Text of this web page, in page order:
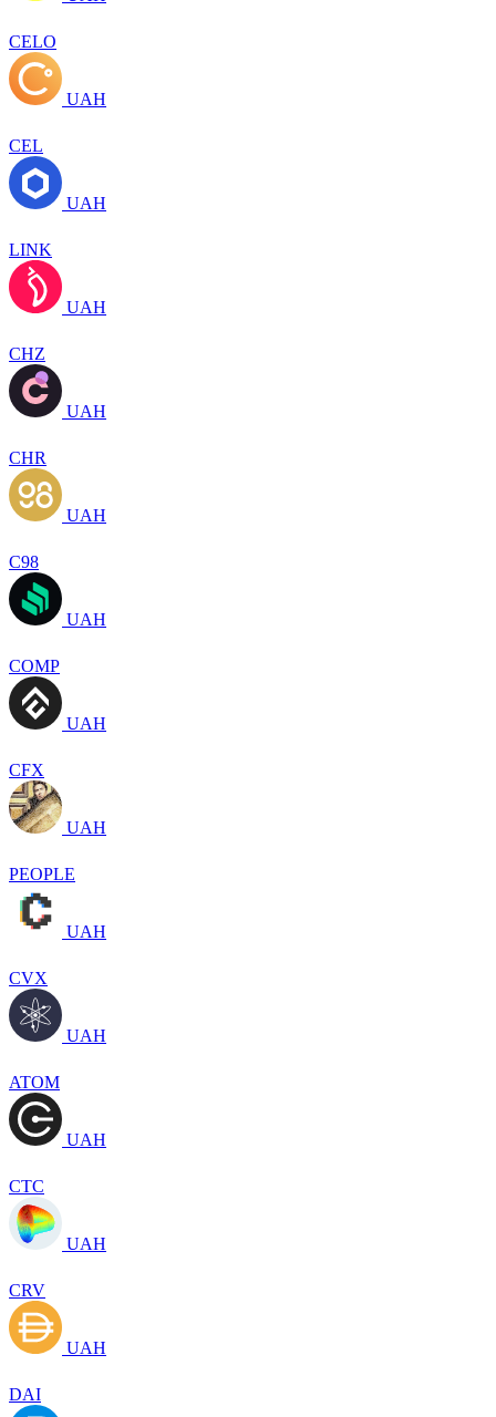
CELO
UAH
CEL
UAH
LINK
UAH
CHZ
UAH
CHR
UAH
C98
UAH
COMP
UAH
CFX
UAH
PEOPLE
UAH
CVX
UAH
ATOM
UAH
CTC
UAH
CRV
UAH
DAI